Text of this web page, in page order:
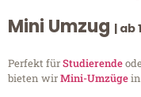
Mini Umzug | ab
Perfekt fürStudierende
bieten wirMini-Umzüge